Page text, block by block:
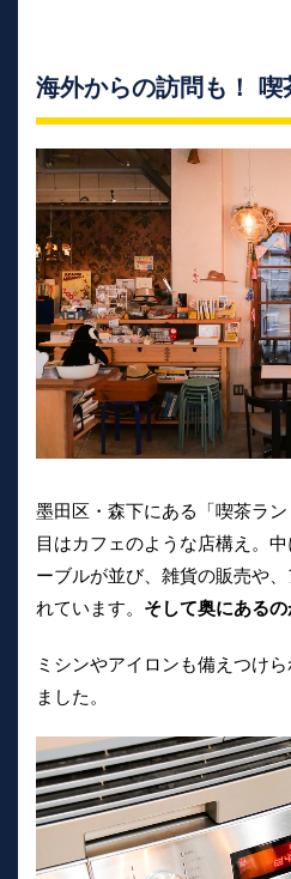
海外からの訪問も！ 喫
墨田区・森下にある「喫茶ラ
目はカフェのような店構え。
ーブルが並び、雑貨の販売や
れています。 そして奥にあるの
ミシンやアイロンも備えつけ
ました。